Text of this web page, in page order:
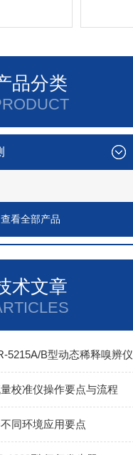
品分类
查看全部产品
术文章
5215A/B型动态稀释嗅辨仪
校准仪操作要点与流程
同环境应用要点